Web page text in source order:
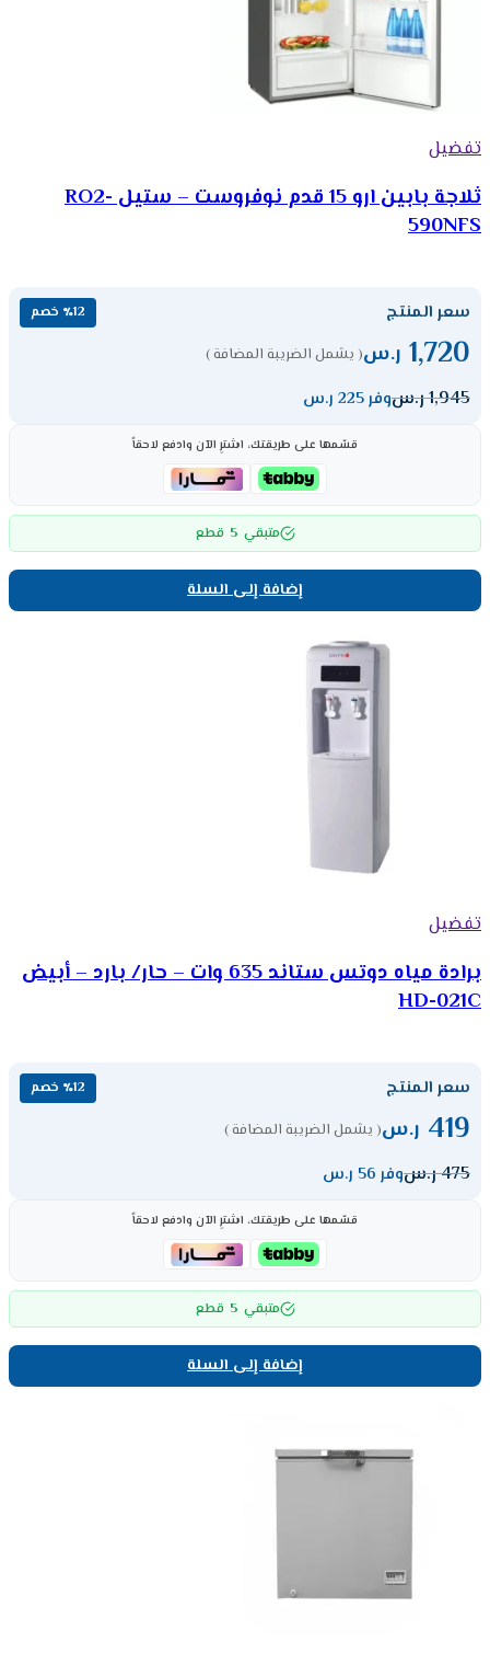
تفضيل
ثلاجة بابين ارو 15 قدم نوفروست – ستيل RO2-
590NFS
سعر المنتج ٪12 خصم
1,720 ر.س( يشمل الضريبة المضافة )
1,945ر.سوفر 225 ر.س
قسّمها على طريقتك، اشترِ الآن وادفع لاحقاً
متبقي 5 قطع
إضافة إلى السلة
تفضيل
برادة مياه دوتس ستاند 635 وات – حار/ بارد – أبيض
HD-021C
سعر المنتج ٪12 خصم
419 ر.س( يشمل الضريبة المضافة )
475ر.سوفر 56 ر.س
قسّمها على طريقتك، اشترِ الآن وادفع لاحقاً
متبقي 5 قطع
إضافة إلى السلة